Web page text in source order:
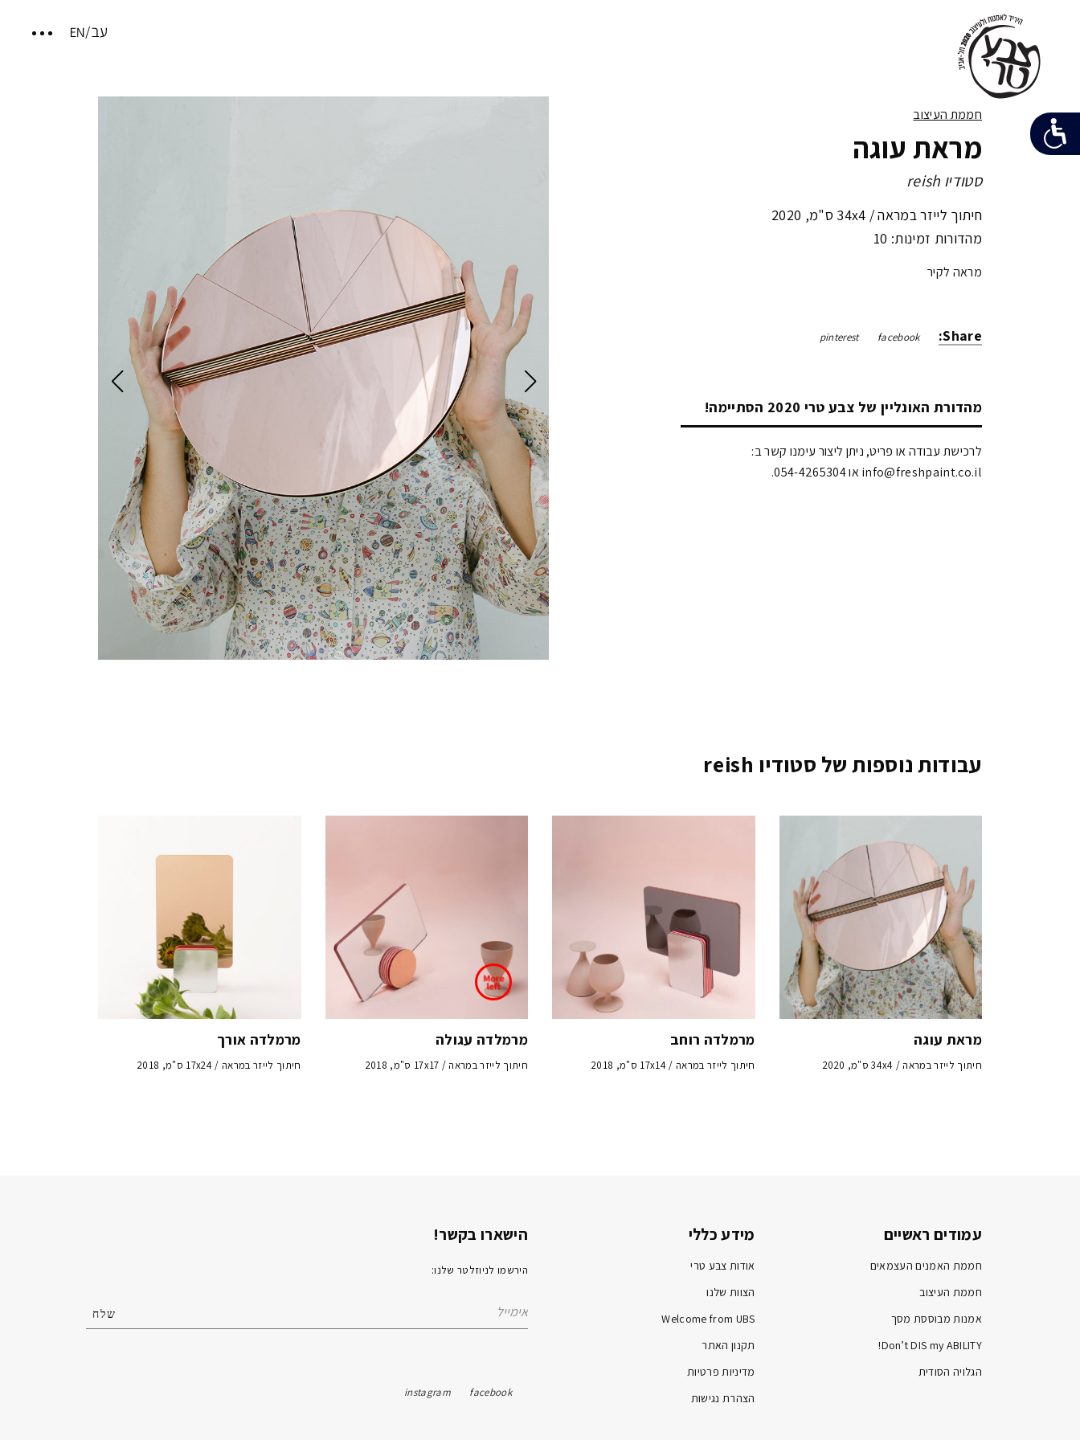
חממת העיצוב
מראת עוגה
סטודיו reish
חיתוך לייזר במראה / 34x4 ס"מ ,
מהדורות זמינות: 10
מראה לקיר
Share:
facebook
pinterest
מהדורת האונליין של צבע טרי 2020 הסתיימה!
לרכישת עבודה או פריט, ניתן ליצור עימנו קשר ב:
info@freshpaint.co.il‏ או 054-4265304.
עבודות נוספות של סטודיו reish
מראת עוגה
חיתוך לייזר במראה / 34x4 ס"מ, 2020
מרמלדה רוחב
חיתוך לייזר במראה / 17x14 ס"מ, 2018
מרמלדה עגולה
חיתוך לייזר במראה / 17x17 ס"מ, 2018
מרמלדה אורך
חיתוך לייזר במראה / 17x24 ס"מ, 2018
עמודים ראשיים
חממת האמנים העצמאים
חממת העיצוב
אמנות מבוססת מסך
Don’t DIS my ABILITY!
הגלויה הסודית
מידע כללי
אודות צבע טרי
הצוות שלנו
Welcome from UBS
תקנון האתר
מדיניות פרטיות
הצהרת נגישות
הישארו בקשר!
הירשמו לניוזלטר שלנו:
facebook
instagram